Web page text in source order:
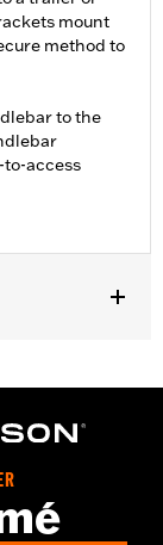
mount
method to
to the
to-access